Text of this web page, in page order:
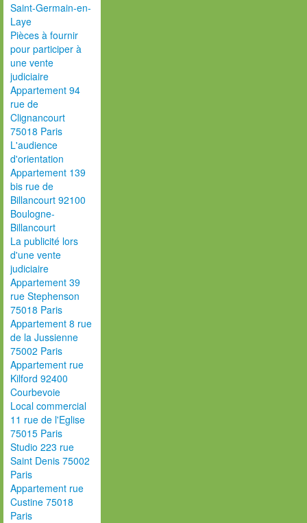
Saint-Germain-en-
Laye
Pièces à fournir
pour participer à
une vente
judiciaire
Appartement 94
rue de
Clignancourt
75018 Paris
L'audience
d'orientation
Appartement 139
bis rue de
Billancourt 92100
Boulogne-
Billancourt
La publicité lors
d'une vente
judiciaire
Appartement 39
rue Stephenson
75018 Paris
Appartement 8 rue
de la Jussienne
75002 Paris
Appartement rue
Kilford 92400
Courbevoie
Local commercial
11 rue de l'Eglise
75015 Paris
Studio 223 rue
Saint Denis 75002
Paris
Appartement rue
Custine 75018
Paris